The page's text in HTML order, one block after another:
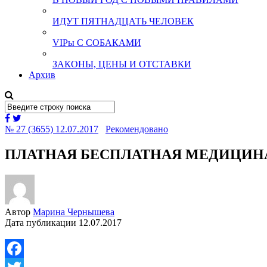
ИДУТ ПЯТНАДЦАТЬ ЧЕЛОВЕК
VIPы С СОБАКАМИ
ЗАКОНЫ, ЦЕНЫ И ОТСТАВКИ
Архив
№ 27 (3655) 12.07.2017 Рекомендовано
ПЛАТНАЯ БЕСПЛАТНАЯ
Автор Марина Чернышева
Дата публикации 12.07.2017